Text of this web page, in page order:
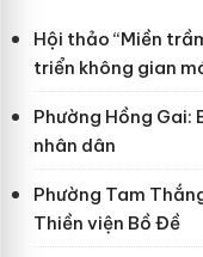
Hội thảo “Miền
triển không gian
Phường Hồng Gai:
nhân dân
Phường Tam
Thiền viện Bồ Đề